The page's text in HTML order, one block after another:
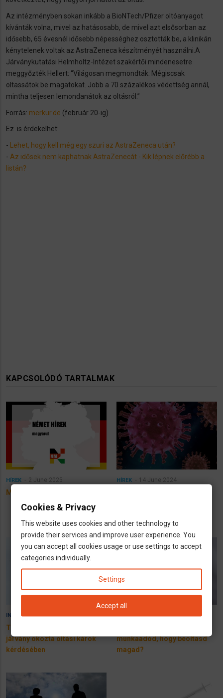
Az intézményben sokan inkább a BioNTech/Pfizer oltóanyagot
kívánták volna, mivel az hatásosabb, de mivel azt elsősorban az
idősebb, 65 évesnél idősebb népességhez osztották be, a klinikán
kénytelenek voltak az AstraZeneca készítményét használni.A
Járványkutatási Helmholtz-Intézet szakértői mindenesetre
meggyőzték Hellert: “Világosan megmondták: Mégiscsak
oltassátok be magatokat. Jobb a 70 százalékos védettség annál,
mintha teljesen lemondanátok az oltásról.”
Forrás: merkur.de (február 20-ig)
Ez is érdekelhet:
-
Lehet, hogy kell még egy szuri az AstraZeneca után?
- Az idősek nem kaphatnak AstraZenecát - Kik lépnek előrébb a
listán?
KAPCSOLÓDÓ TARTALMAK
HÍREK 2 June 2025
Merz kizárja az adóemelést
HÍREK 14 June 2024
INFÓK 11 April 2023
Több mint 180 per indul a
járvány okozta oltási károk
kérdésében
INFÓK 15 November 2022
munkaadód, hogy beoltasd
magad?
Cookies & Privacy
This website uses cookies and other technology to
provide their services and improve user experience. You
you can accept all cookies usage or use settings to accept
categories individually.
Settings
Accept all